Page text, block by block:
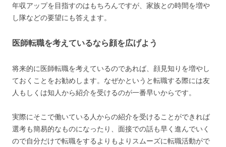
年収アップを目指すのはもちろんですが、家族との時間を増や
し隊などの要望にも答えます。
医師転職を考えているなら顔を広げよう
将来的に医師転職を考えているのであれば、顔見知りを増やし
ておくことをお勧めします。なぜかというと転職する際には友
人もしくは知人から紹介を受けるのが一番早いからです。
実際にそこで働いている人からの紹介を受けることができれば
選考も簡易的なものになったり、面接での話も早く進んでいく
ので自分だけで転職をするよりもよりスムーズに転職活動がで